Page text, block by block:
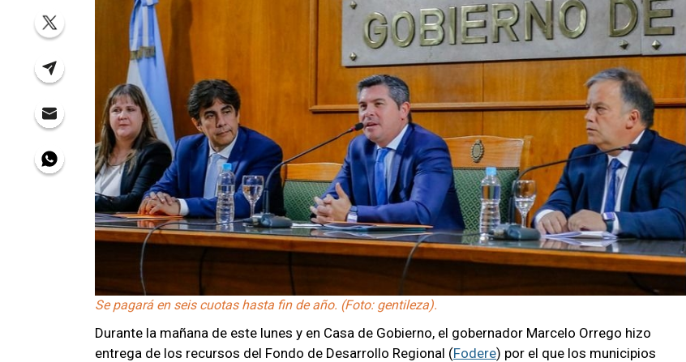
Se pagará en seis cuotas hasta fin de año. (Foto: gentileza).
Durante la mañana de este lunes y en Casa de Gobierno, el gobernador Marcelo Orrego hizo
entrega de los recursos del Fondo de Desarrollo Regional (Fodere) por el que los municipios